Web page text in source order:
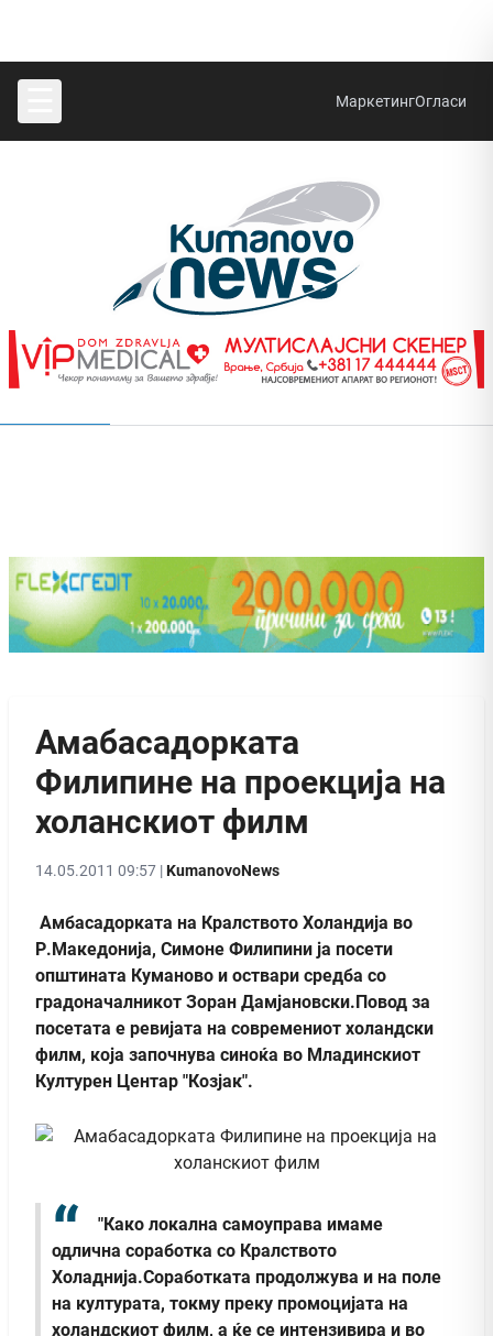
МаркетингОгласи
Амабасадорката
Филипине на проекција на
холанскиот филм
14.05.2011 09:57 |KumanovoNews
Амбасадорката на Кралството Холандија во
Р.Македонија, Симоне Филипини ја посети
општината Куманово и оствари средба со
градоначалникот Зоран Дамјановски.Повод за
посетата е ревијата на современиот холандски
филм, која започнува синоќа во Младинскиот
Културен Центар "Козјак".
"Како локална самоуправа имаме
одлична соработка со Кралството
Холаднија.Соработката продолжува и на поле
на културата, токму преку промоцијата на
холандскиот филм, а ќе се интензивира и во